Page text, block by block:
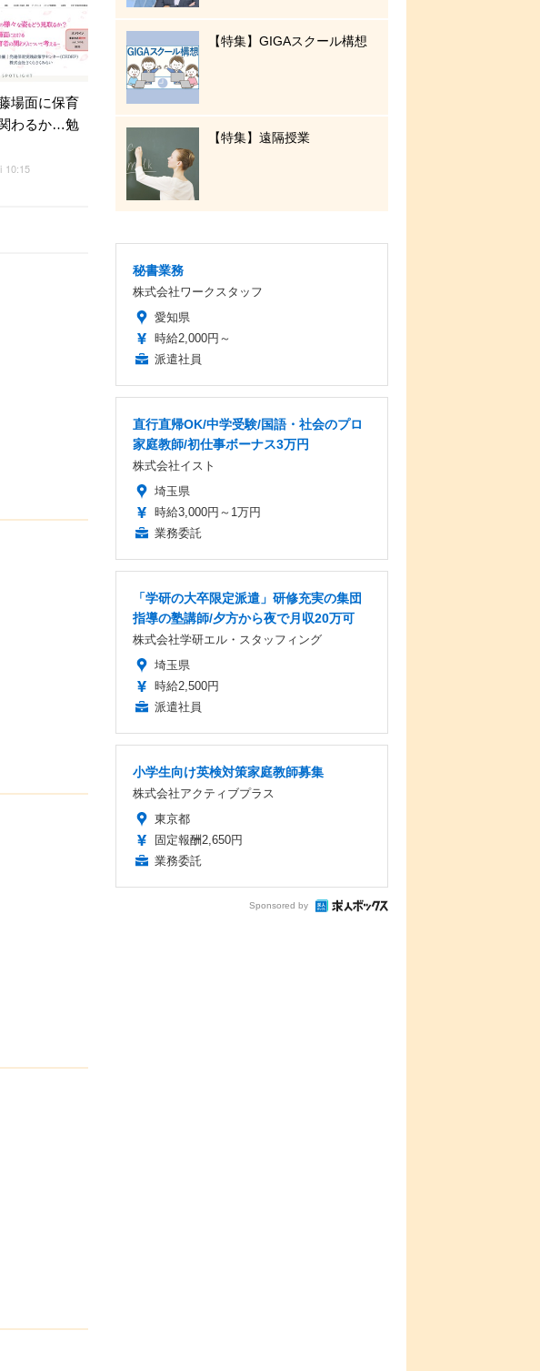
場面に保育
わるか…勉
10:15
【特集】GIGAスクール構想
【特集】遠隔授業
秘書業務
株式会社ワークスタッフ
愛知県
時給2,000円～
派遣社員
直行直帰OK/中学受験/国語・社会のプロ
家庭教師/初仕事ボーナス3万円
株式会社イスト
埼玉県
時給3,000円～1万円
業務委託
「学研の大卒限定派遣」研修充実の集団
指導の塾講師/夕方から夜で月収20万可
株式会社学研エル・スタッフィング
埼玉県
時給2,500円
派遣社員
小学生向け英検対策家庭教師募集
株式会社アクティブプラス
東京都
固定報酬2,650円
業務委託
Sponsored by